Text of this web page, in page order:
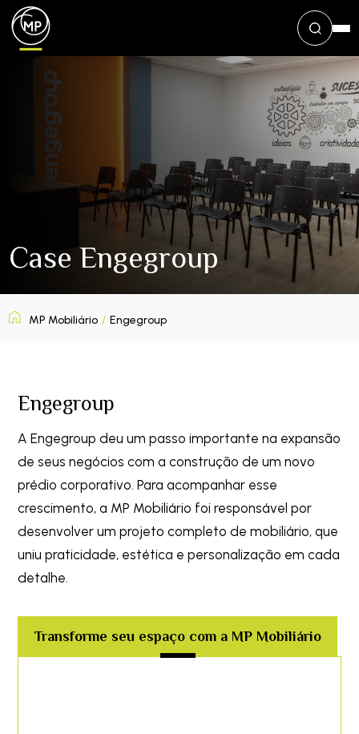
Case Engegroup
MP Mobiliário / Engegroup
Engegroup
A Engegroup deu um passo importante na expansão
de seus negócios com a construção de um novo
prédio corporativo. Para acompanhar esse
crescimento, a MP Mobiliário foi responsável por
desenvolver um projeto completo de mobiliário, que
uniu praticidade, estética e personalização em cada
detalhe.
Transforme seu espaço com a MP Mobiliário